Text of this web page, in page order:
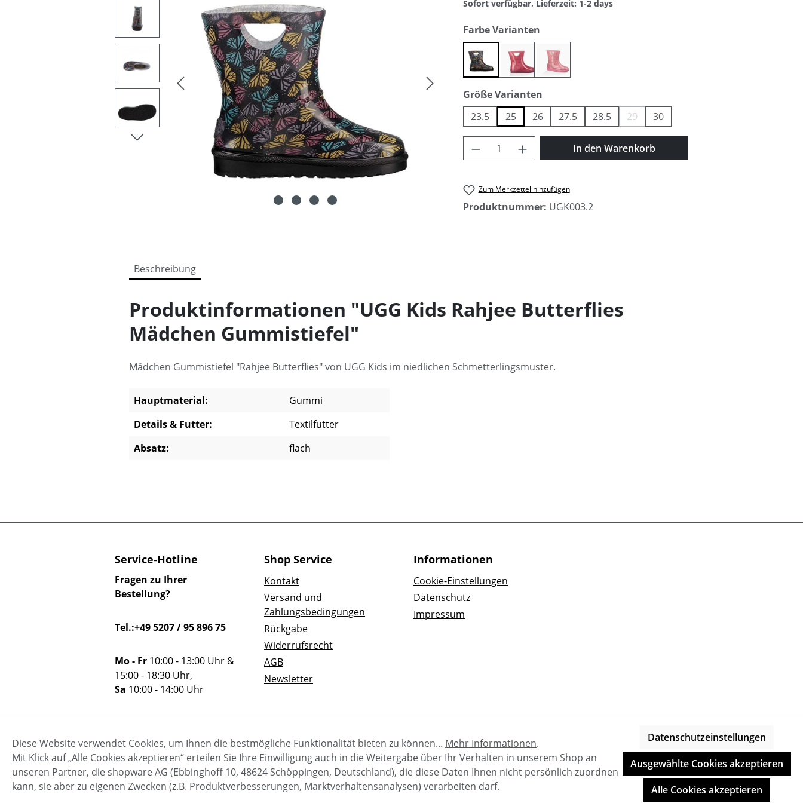
Sofort verfügbar, Lieferzeit: 1-2 days
Farbe Varianten
black brm pink
Größe Varianten
23.5
25 26 27.5 28.5 29(Diese Option ist zurzeit nicht verfügbar.)
30
Produkt Anzahl: Gib den gewünschten Wert ein
In den Warenkorb
Zum Merkzettel hinzufügen
Produktnummer: UGK003.2
Beschreibung
Produktinformationen "UGG Kids Rahjee Butterflies
Mädchen Gummistiefel"
Mädchen Gummistiefel "Rahjee Butterflies" von UGG Kids im niedlichen Schmetterlingsmuster.
Hauptmaterial:
Gummi
Details & Futter:
Textilfutter
Absatz:
flach
Service-Hotline
Fragen zu Ihrer
Bestellung?
Tel.:+49 5207 / 95 896 75
Mo - Fr 10:00 - 13:00 Uhr &
15:00 - 18:30 Uhr,
Sa 10:00 - 14:00 Uhr
Kontaktformular.
Shop Service
Kontakt
Versand und
Zahlungsbedingungen
Rückgabe
Widerrufsrecht
AGB
Newsletter
Informationen
Cookie-Einstellungen
Datenschutz
Impressum
Shop-Entwicklung durch
Diese Website verwendet Cookies, um Ihnen die bestmögliche Funktionalität bieten zu können... Mehr Informationen.
Mit Klick auf „Alle Cookies akzeptieren“ erteilen Sie Ihre Einwilligung auch in die Weitergabe über Ihr Verhalten in unserem Shop an
unseren Partner, die shopware AG (Ebbinghoff 10, 48624 Schöppingen, Deutschland), die diese Daten Ihnen nicht persönlich zuordnen
kann, sie aber zu eigenen Zwecken (z.B. Produktverbesserungen, Marktverhaltensanalysen) verarbeiten darf.
Datenschutzeinstellungen
Ausgewählte Cookies akzeptieren
Alle Cookies akzeptieren